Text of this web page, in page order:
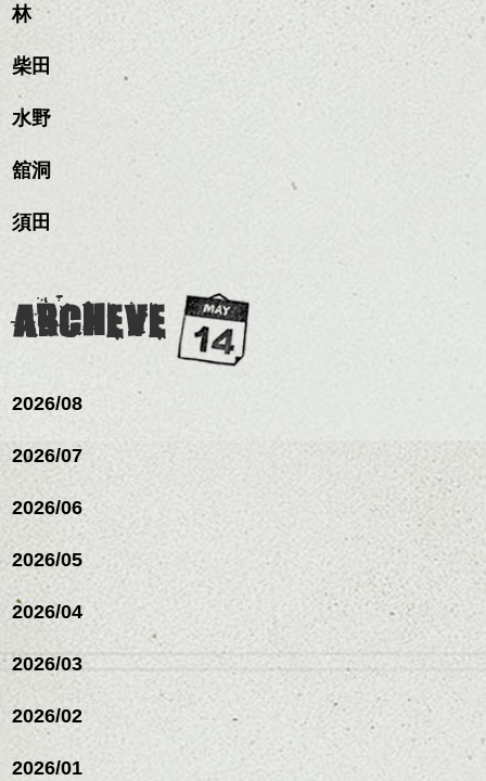
ナーカラー/イルミナカラー/
スパ／伸びても目立たない
更に扱いやすくなるので
ンジ、似合うカラーリン
グの事やお手入れ方法な
ハンサムショート／ヘッド
スパ／伸びても目立たない
ヘアカラー/ハイライト/ダブ
ルカラー/髪質改善/TOKIOト
リートメント/ブリーチ/イン
ナーカラー/イルミナカラー/
ミニボブ/抜け感ショート/バ
レイヤージュ/縮毛矯正
ベージュ系等の肌を綺麗
更に雰囲気が出やすくな
スタイリングも簡単で、
ワックスとオイル、バー
ム等の質感を調整しやす
ながら
ンジの事等
是非なんでもご相談して
下さい。
シバタ
スタイリング方法は全体
ワックスとオイルを混ぜ
せます。
グの事やお手入れ方法な
是非なんでもご相談して
下さいね。
林
柴田
水野
舘洞
須田
ARCHEVE
2026/08
2026/07
2026/06
2026/05
2026/04
2026/03
2026/02
2026/01